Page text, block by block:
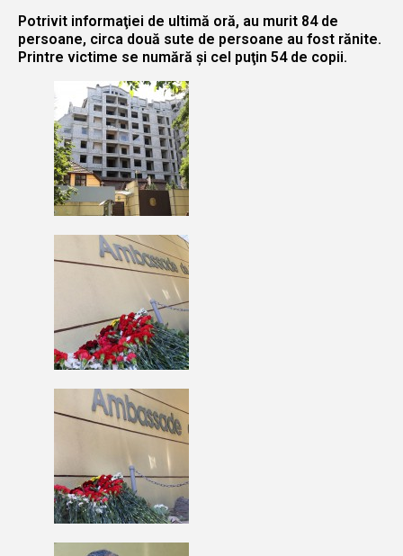
Potrivit informaţiei de ultimă oră, au murit 84 de
persoane, circa două sute de persoane au fost rănite.
Printre victime se numără şi cel puţin 54 de copii.